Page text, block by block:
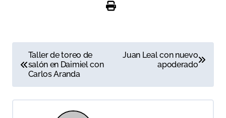
a
v
Taller de toreo de
salón en Daimiel con
Carlos Aranda
Juan Leal con nuevo
apoderado